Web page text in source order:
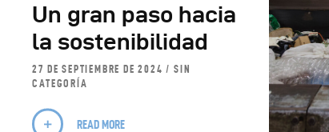
Un gran paso hacia
la sostenibilidad
27 DE SEPTIEMBRE DE 2024
SIN
CATEGORÍA
READ MORE